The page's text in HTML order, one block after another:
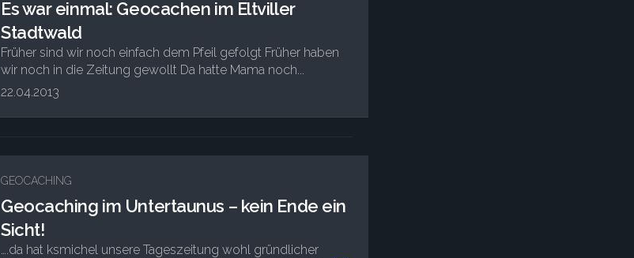
Es war einmal: Geocachen im Eltviller
Stadtwald
Früher sind wir noch einfach dem Pfeil gefolgt Früher haben
wir noch in die Zeitung gewollt Da hatte Mama noch...
22.04.2013
GEOCACHING
Geocaching im Untertaunus – kein Ende ein
Sicht!
….da hat ksmichel unsere Tageszeitung wohl gründlicher